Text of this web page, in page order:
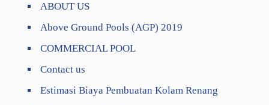
ABOUT US
Above Ground Pools (AGP) 2019
COMMERCIAL POOL
Contact us
Estimasi Biaya Pembuatan Kolam Renang